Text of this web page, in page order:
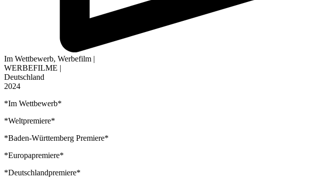
Im Wettbewerb, Werbefilm |
WERBEFILME |
Deutschland
2024
*Im Wettbewerb*
*Weltpremiere*
*Baden-Württemberg Premiere*
*Europapremiere*
*Deutschlandpremiere*